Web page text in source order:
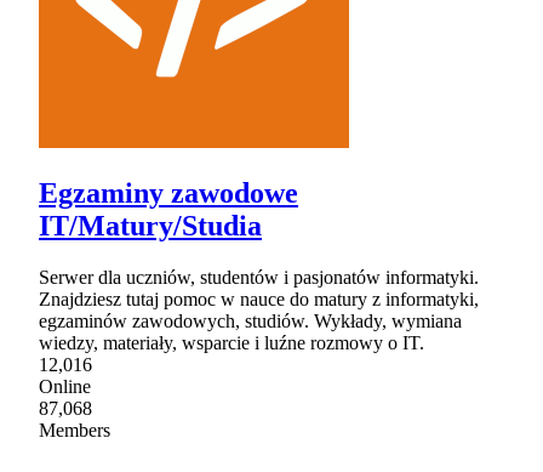
Egzaminy zawodowe
IT/Matury/Studia
Serwer dla uczniów, studentów i pasjonatów informatyki.
Znajdziesz tutaj pomoc w nauce do matury z informatyki,
egzaminów zawodowych, studiów. Wykłady, wymiana
wiedzy, materiały, wsparcie i luźne rozmowy o IT.
12,016
Online
87,068
Members